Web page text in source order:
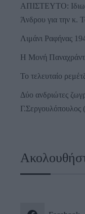
ΑΠΙΣΤΕΥΤΟ:
Άνδρου για την κ.
Λιμάνι Ραφήνας
Η Μονή
Το τελευταίο
Δύο ανδριώτες
Γ.Σεργουλόπουλος